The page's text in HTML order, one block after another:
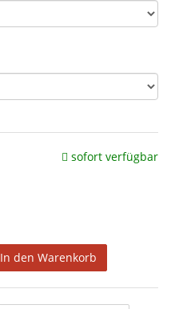
sofort verfügbar
In den Warenkorb